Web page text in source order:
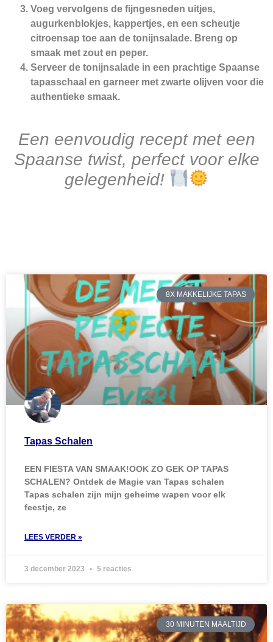
Voeg vervolgens de fijngesneden uitjes,
augurkenblokjes, kappertjes, en een scheutje
citroensap toe aan de tonijnsalade. Breng op
smaak met zout en peper.
Serveer de tonijnsalade in een prachtige Spaanse
tapasschaal en garneer met zwarte olijven voor die
authentieke smaak.
Een eenvoudig recept met een
Spaanse twist, perfect voor elke
gelegenheid!
8X MAKKELIJKE TAPAS
Tapas Schalen
EEN FIESTA VAN SMAAK!OOK ZO GEK OP TAPAS
SCHALEN? Ontdek de Magie van Tapas schalen
Tapas schalen zijn mijn geheime wapen voor elk
feestje, ze
LEES VERDER »
3 december 2023 5 reacties
30 MINUTEN MAALTIJD